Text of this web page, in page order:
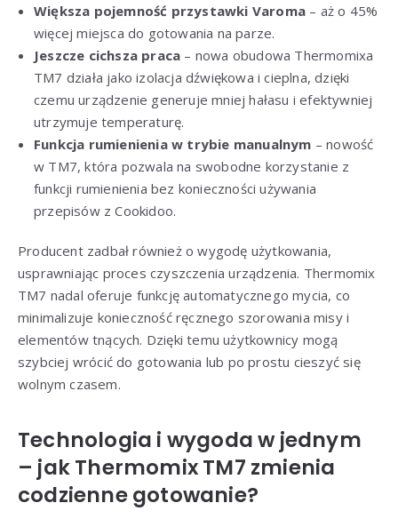
Większa pojemność przystawki Varoma – aż o 45%
więcej miejsca do gotowania na parze.
Jeszcze cichsza praca – nowa obudowa Thermomixa
TM7 działa jako izolacja dźwiękowa i cieplna, dzięki
czemu urządzenie generuje mniej hałasu i efektywniej
utrzymuje temperaturę.
Funkcja rumienienia w trybie manualnym – nowość
w TM7, która pozwala na swobodne korzystanie z
funkcji rumienienia bez konieczności używania
przepisów z Cookidoo.
Producent zadbał również o wygodę użytkowania,
usprawniając proces czyszczenia urządzenia. Thermomix
TM7 nadal oferuje funkcję automatycznego mycia, co
minimalizuje konieczność ręcznego szorowania misy i
elementów tnących. Dzięki temu użytkownicy mogą
szybciej wrócić do gotowania lub po prostu cieszyć się
wolnym czasem.
Technologia i wygoda w jednym
– jak Thermomix TM7 zmienia
codzienne gotowanie?